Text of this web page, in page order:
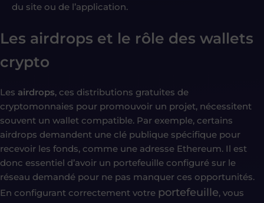
du site ou de l’application.
Les airdrops et le rôle des wallets
crypto
Les airdrops, ces distributions gratuites de
cryptomonnaies pour promouvoir un projet, nécessitent
souvent un wallet compatible. Par exemple, certains
airdrops demandent une clé publique spécifique pour
recevoir les fonds, comme une adresse Ethereum. Il est
donc essentiel d’avoir un portefeuille configuré sur le
réseau demandé pour ne pas manquer ces opportunités.
En configurant correctement votre portefeuille, vous